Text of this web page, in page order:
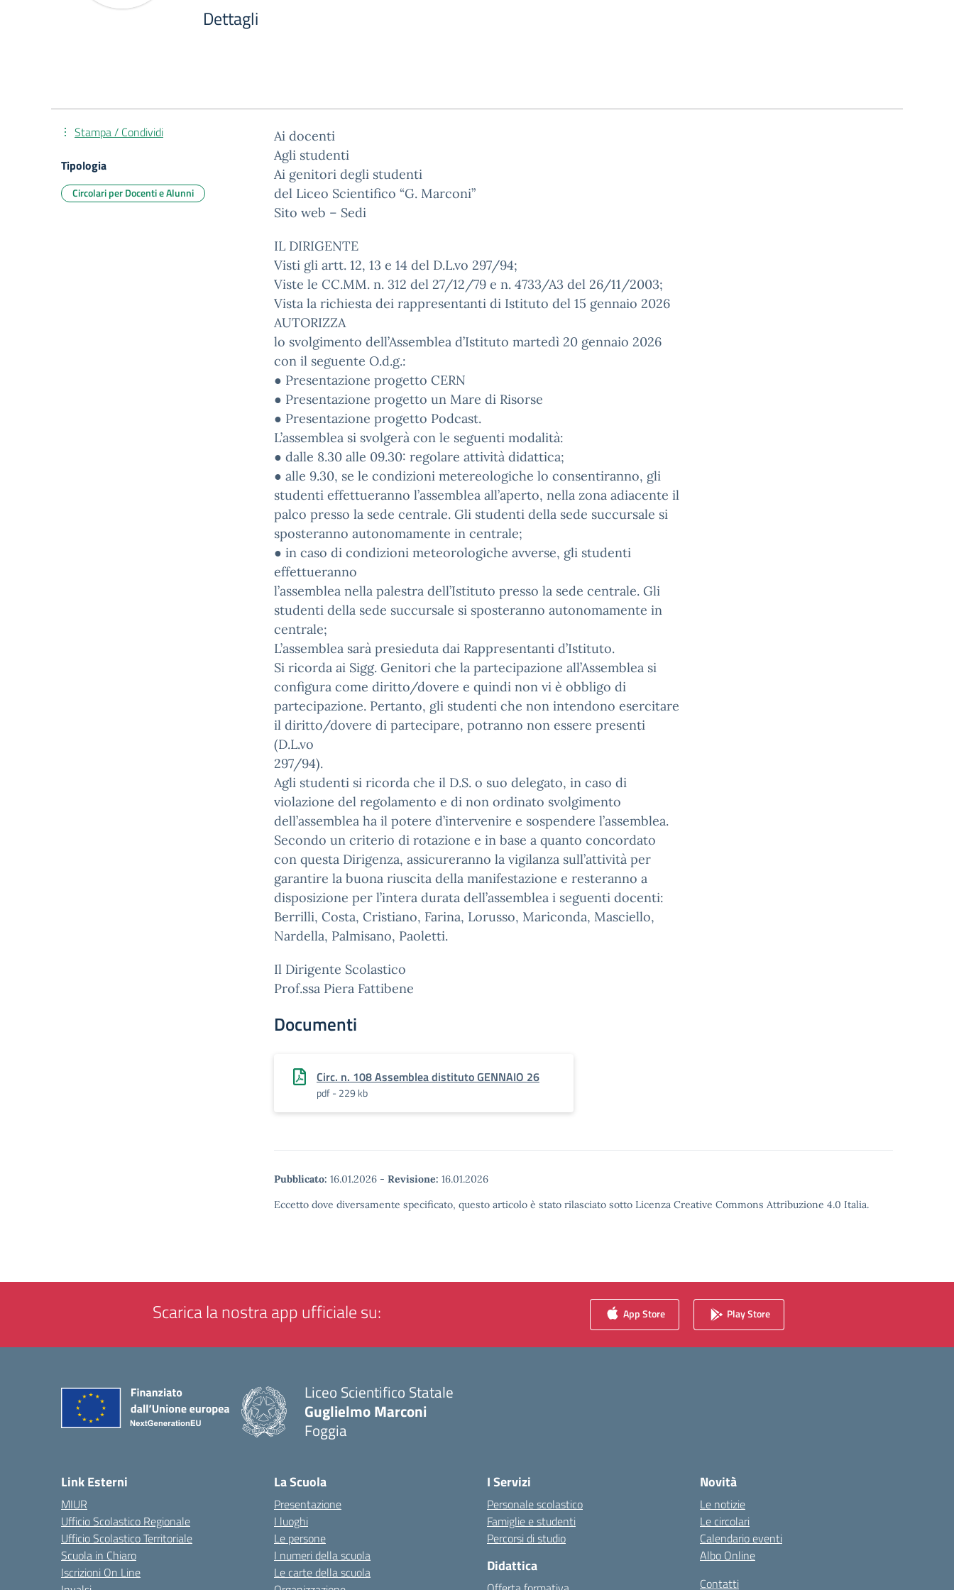
Dettagli
Ai docenti
Agli studenti
Ai genitori degli studenti
del Liceo Scientifico “G. Marconi”
Sito web – Sedi
IL DIRIGENTE
Visti gli artt. 12, 13 e 14 del D.L.vo 297/94;
Viste le CC.MM. n. 312 del 27/12/79 e n. 4733/A3 del 26/11/2003;
Vista la richiesta dei rappresentanti di Istituto del 15 gennaio 2026
AUTORIZZA
lo svolgimento dell’Assemblea d’Istituto martedì 20 gennaio 2026
con il seguente O.d.g.:
● Presentazione progetto CERN
● Presentazione progetto un Mare di Risorse
● Presentazione progetto Podcast.
L’assemblea si svolgerà con le seguenti modalità:
● dalle 8.30 alle 09.30: regolare attività didattica;
● alle 9.30, se le condizioni metereologiche lo consentiranno, gli
studenti effettueranno l’assemblea all’aperto, nella zona adiacente il
palco presso la sede centrale. Gli studenti della sede succursale si
sposteranno autonomamente in centrale;
● in caso di condizioni meteorologiche avverse, gli studenti
effettueranno
l’assemblea nella palestra dell’Istituto presso la sede centrale. Gli
studenti della sede succursale si sposteranno autonomamente in
centrale;
L’assemblea sarà presieduta dai Rappresentanti d’Istituto.
Si ricorda ai Sigg. Genitori che la partecipazione all’Assemblea si
configura come diritto/dovere e quindi non vi è obbligo di
partecipazione. Pertanto, gli studenti che non intendono esercitare
il diritto/dovere di partecipare, potranno non essere presenti
(D.L.vo
297/94).
Agli studenti si ricorda che il D.S. o suo delegato, in caso di
violazione del regolamento e di non ordinato svolgimento
dell’assemblea ha il potere d’intervenire e sospendere l’assemblea.
Secondo un criterio di rotazione e in base a quanto concordato
con questa Dirigenza, assicureranno la vigilanza sull’attività per
garantire la buona riuscita della manifestazione e resteranno a
disposizione per l’intera durata dell’assemblea i seguenti docenti:
Berrilli, Costa, Cristiano, Farina, Lorusso, Mariconda, Masciello,
Nardella, Palmisano, Paoletti.
Il Dirigente Scolastico
Prof.ssa Piera Fattibene
Documenti
Circ. n. 108 Assemblea distituto GENNAIO 26
pdf - 229 kb
Pubblicato: 16.01.2026 - Revisione: 16.01.2026
Eccetto dove diversamente specificato, questo articolo è stato rilasciato sotto Licenza Creative Commons Attribuzione 4.0 Italia.
Stampa / Condividi
Tipologia
Circolari per Docenti e Alunni
Scarica la nostra app ufficiale su: App Store Play Store
Liceo Scientifico Statale
Guglielmo Marconi
Foggia
Link Esterni
MIUR
Ufficio Scolastico Regionale
Ufficio Scolastico Territoriale
Scuola in Chiaro
Iscrizioni On Line
La Scuola
Presentazione
I luoghi
Le persone
I numeri della scuola
Le carte della scuola
I Servizi
Personale scolastico
Famiglie e studenti
Percorsi di studio
Didattica
Novità
Le notizie
Le circolari
Calendario eventi
Albo Online
Contatti